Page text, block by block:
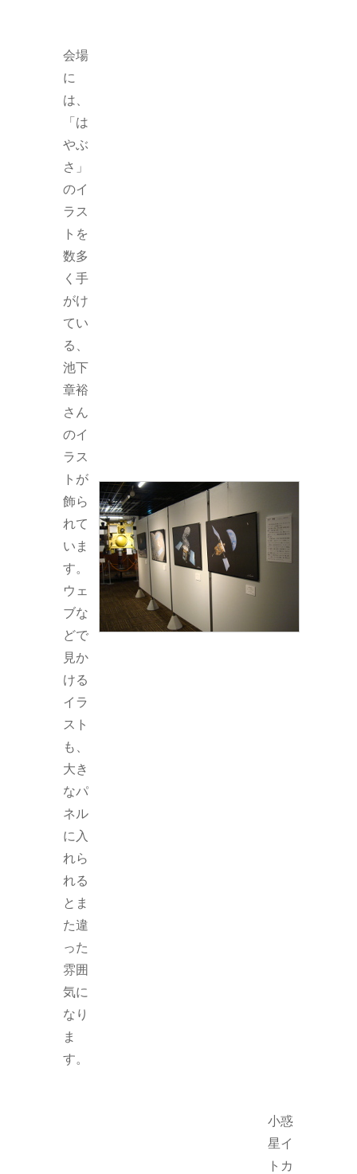
会場
に
は、
「は
やぶ
さ」
のイ
ラス
トを
数多
く手
がけ
てい
る、
池下
章裕
さん
のイ
ラス
トが
飾ら
れて
いま
す。
ウェ
ブな
どで
見か
ける
イラ
スト
も、
大き
なパ
ネル
に入
れら
れる
とま
た違
った
雰囲
気に
なり
ま
す。
小惑
星イ
トカ